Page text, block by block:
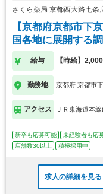
さくら薬局 京都西大路七
【京都府京都市下
国各地に展開する
給与 【時給】
勤務地 京都府 京都市
アクセス ＪＲ東海道本
新卒も応募可能 未経験者も応
店舗数30以上
積極採用中
求人の詳細を見る